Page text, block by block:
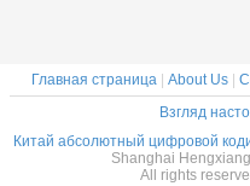
Главная страница About Us
Взгляд
Китай абсолютный цифровой
Shanghai
All rights